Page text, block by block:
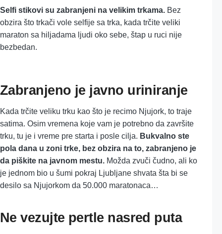
Selfi stikovi su zabranjeni na velikim trkama. Bez
obzira što trkači vole selfije sa trka, kada trčite veliki
maraton sa hiljadama ljudi oko sebe, štap u ruci nije
bezbedan.
Zabranjeno je javno uriniranje
Kada trčite veliku trku kao što je recimo Njujork, to traje
satima. Osim vremena koje vam je potrebno da završite
trku, tu je i vreme pre starta i posle cilja. Bukvalno ste
pola dana u zoni trke, bez obzira na to, zabranjeno je
da piškite na javnom mestu. Možda zvuči čudno, ali ko
je jednom bio u šumi pokraj Ljubljane shvata šta bi se
desilo sa Njujorkom da 50.000 maratonaca…
Ne vezujte pertle nasred puta